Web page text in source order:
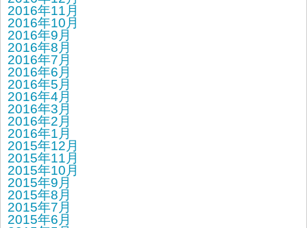
2016年11月
2016年10月
2016年9月
2016年8月
2016年7月
2016年6月
2016年5月
2016年4月
2016年3月
2016年2月
2016年1月
2015年12月
2015年11月
2015年10月
2015年9月
2015年8月
2015年7月
2015年6月